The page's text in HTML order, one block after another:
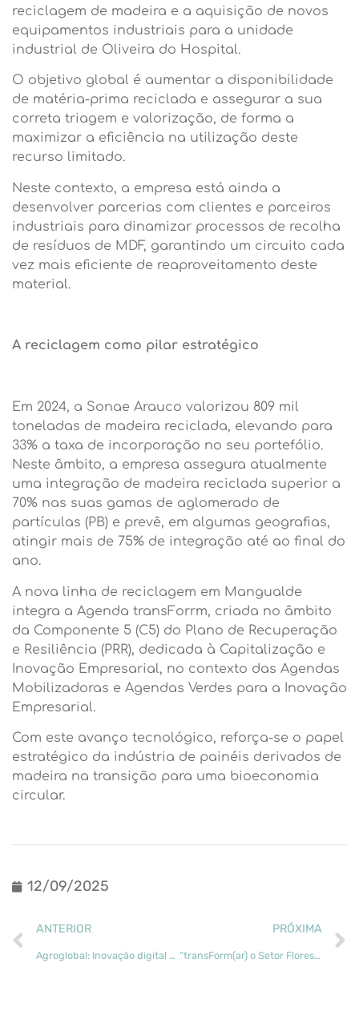
reciclagem de madeira e a aquisição de novos
equipamentos industriais para a unidade
industrial de Oliveira do Hospital.
O objetivo global é aumentar a disponibilidade
de matéria-prima reciclada e assegurar a sua
correta triagem e valorização, de forma a
maximizar a eficiência na utilização deste
recurso limitado.
Neste contexto, a empresa está ainda a
desenvolver parcerias com clientes e parceiros
industriais para dinamizar processos de recolha
de resíduos de MDF, garantindo um circuito cada
vez mais eficiente de reaproveitamento deste
material.
A reciclagem como pilar estratégico
Em 2024, a Sonae Arauco valorizou 809 mil
toneladas de madeira reciclada, elevando para
33% a taxa de incorporação no seu portefólio.
Neste âmbito, a empresa assegura atualmente
uma integração de madeira reciclada superior a
70% nas suas gamas de aglomerado de
partículas (PB) e prevê, em algumas geografias,
atingir mais de 75% de integração até ao final do
ano.
A nova linha de reciclagem em Mangualde
integra a Agenda transForrm, criada no âmbito
da Componente 5 (C5) do Plano de Recuperação
e Resiliência (PRR), dedicada à Capitalização e
Inovação Empresarial, no contexto das Agendas
Mobilizadoras e Agendas Verdes para a Inovação
Empresarial.
Com este avanço tecnológico, reforça-se o papel
estratégico da indústria de painéis derivados de
madeira na transição para uma bioeconomia
circular.
12/09/2025
ANTERIOR
Agroglobal: Inovação digital para a gestão sustentável das florestas
PRÓXIMA
“transForm(ar) o Setor Florestal” na Agroglobal 2025